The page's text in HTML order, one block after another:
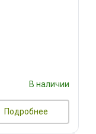
В наличии
Подробнее